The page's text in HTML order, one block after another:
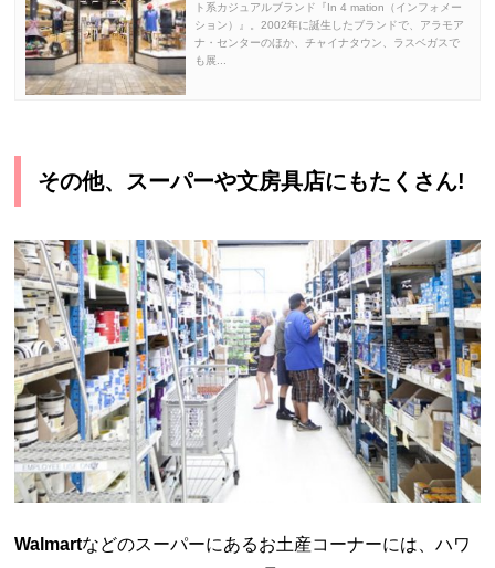
ト系カジュアルブランド『In 4 mation（インフォメー
ション）』。2002年に誕生したブランドで、アラモア
ナ・センターのほか、チャイナタウン、ラスベガスで
も展...
その他、スーパーや文房具店にもたくさん!
Walmartなどのスーパーにあるお土産コーナーには、ハワ